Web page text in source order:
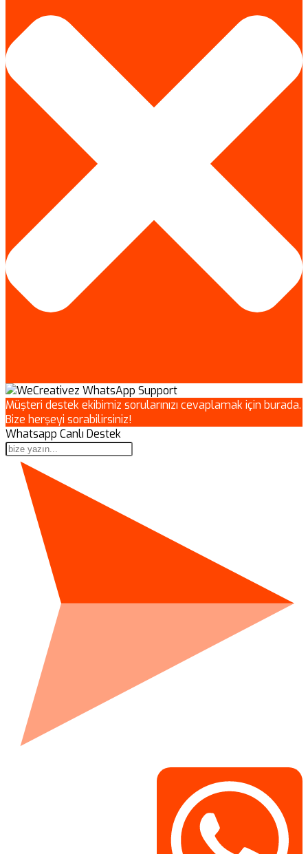
Müşteri destek ekibimiz sorularınızı cevaplamak için burada.
Bize herşeyi sorabilirsiniz!
Whatsapp Canlı Destek